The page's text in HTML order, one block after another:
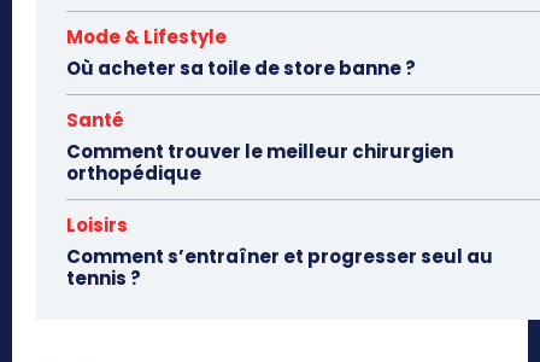
Mode & Lifestyle
Où acheter sa toile de store banne ?
Santé
Comment trouver le meilleur chirurgien
orthopédique
Loisirs
Comment s’entraîner et progresser seul au
tennis ?